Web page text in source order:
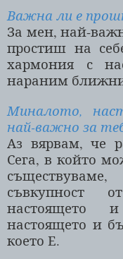
Важна ли е
За мен, най-
простиш на
хармония с
нараним
Миналото,
най-важно за
Аз вярвам, че
Сега, в който
съвкупност
настоящето
настоящето и
което Е.